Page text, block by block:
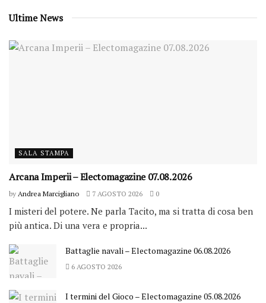
Ultime News
SALA STAMPA
Arcana Imperii – Electomagazine 07.08.2026
by Andrea Marcigliano 7 AGOSTO 2026 0
I misteri del potere. Ne parla Tacito, ma si tratta di cosa ben
più antica. Di una vera e propria...
Battaglie navali – Electomagazine 06.08.2026
6 AGOSTO 2026
I termini del Gioco – Electomagazine 05.08.2026